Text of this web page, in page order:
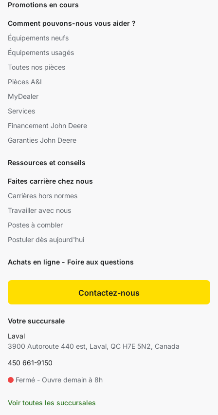
Promotions en cours
Comment pouvons-nous vous aider ?
Équipements neufs
Équipements usagés
Toutes nos pièces
Pièces A&I
MyDealer
Services
Financement John Deere
Garanties John Deere
Ressources et conseils
Faites carrière chez nous
Carrières hors normes
Travailler avec nous
Postes à combler
Postuler dès aujourd'hui
Achats en ligne - Foire aux questions
Contactez-nous
Votre succursale
Laval
3900 Autoroute 440 est, Laval, QC H7E 5N2, Canada
450 661-9150
Fermé - Ouvre demain à 8h
Voir toutes les succursales